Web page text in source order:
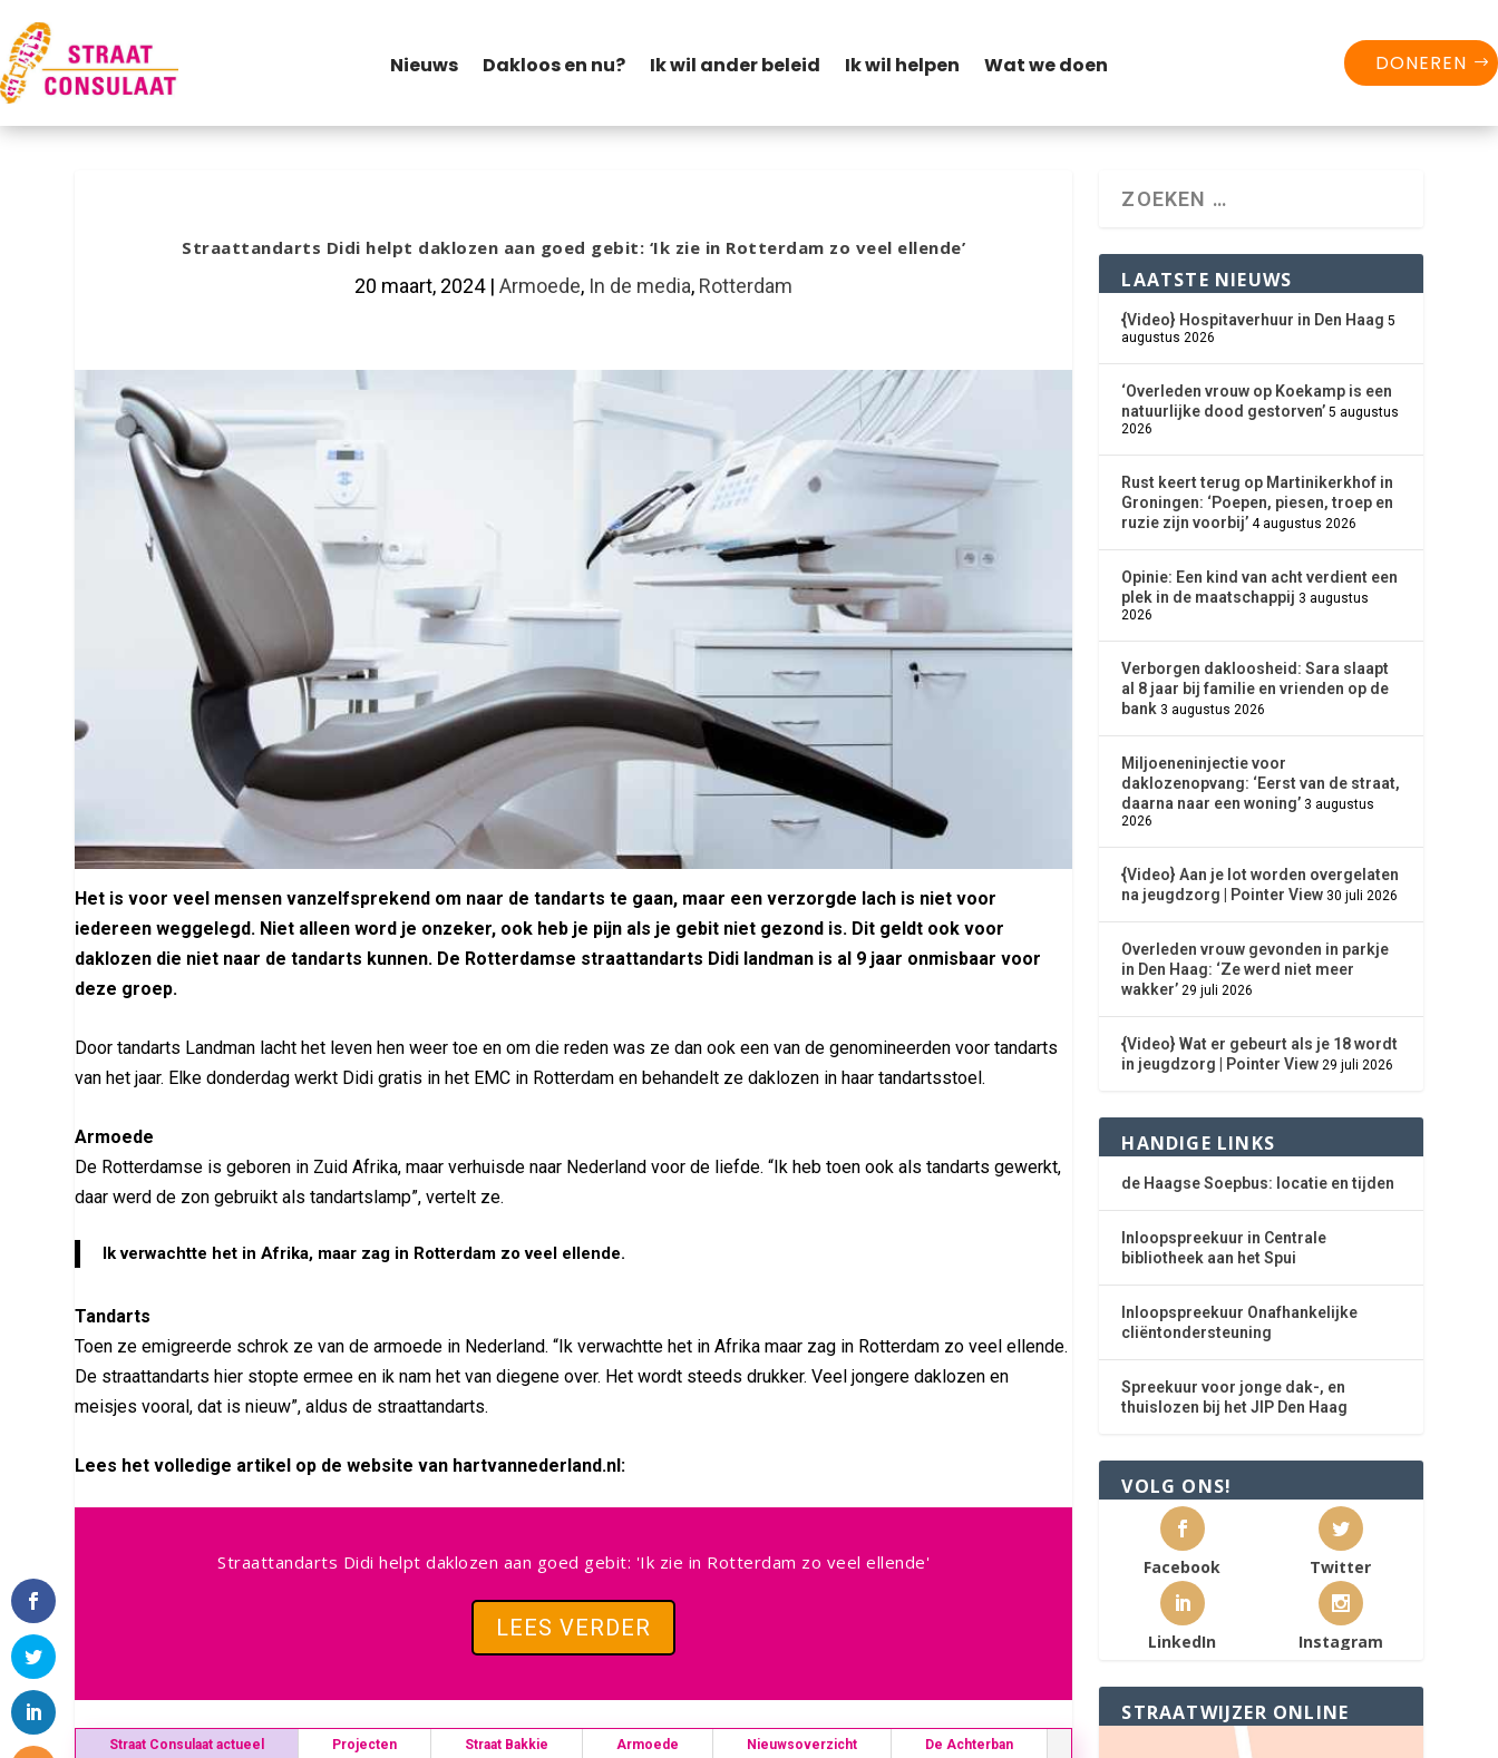
Nieuws Dakloos en nu? Ik wil ander beleid Ik wil helpen Wat we doen DONEREN
Straattandarts Didi helpt daklozen aan goed gebit: ‘Ik zie in Rotterdam zo veel ellende’
20 maart, 2024|Armoede, In de media, Rotterdam
Het is voor veel mensen vanzelfsprekend om naar de tandarts te gaan, maar een verzorgde lach is niet voor
iedereen weggelegd. Niet alleen word je onzeker, ook heb je pijn als je gebit niet gezond is. Dit geldt ook voor
daklozen die niet naar de tandarts kunnen. De Rotterdamse straattandarts Didi landman is al 9 jaar onmisbaar voor
deze groep.
Door tandarts Landman lacht het leven hen weer toe en om die reden was ze dan ook een van de genomineerden voor tandarts
van het jaar. Elke donderdag werkt Didi gratis in het EMC in Rotterdam en behandelt ze daklozen in haar tandartsstoel.
Armoede
De Rotterdamse is geboren in Zuid Afrika, maar verhuisde naar Nederland voor de liefde. “Ik heb toen ook als tandarts gewerkt,
daar werd de zon gebruikt als tandartslamp”, vertelt ze.
Ik verwachtte het in Afrika, maar zag in Rotterdam zo veel ellende.
Tandarts
Toen ze emigreerde schrok ze van de armoede in Nederland. “Ik verwachtte het in Afrika maar zag in Rotterdam zo veel ellende.
De straattandarts hier stopte ermee en ik nam het van diegene over. Het wordt steeds drukker. Veel jongere daklozen en
meisjes vooral, dat is nieuw”, aldus de straattandarts.
Lees het volledige artikel op de website van hartvannederland.nl:
Straattandarts Didi helpt daklozen aan goed gebit: 'Ik zie in Rotterdam zo veel ellende'
LEES VERDER
Straat Consulaat actueel Projecten Straat Bakkie Armoede Nieuwsoverzicht
De Achterban
LAATSTE NIEUWS
{Video} Hospitaverhuur in Den Haag 5
augustus 2026
‘Overleden vrouw op Koekamp is een
natuurlijke dood gestorven’ 5 augustus
2026
Rust keert terug op Martinikerkhof in
Groningen: ‘Poepen, piesen, troep en
ruzie zijn voorbij’ 4 augustus 2026
Opinie: Een kind van acht verdient een
plek in de maatschappij 3 augustus
2026
Verborgen dakloosheid: Sara slaapt
al 8 jaar bij familie en vrienden op de
bank 3 augustus 2026
Miljoeneninjectie voor
daklozenopvang: ‘Eerst van de straat,
daarna naar een woning’ 3 augustus
2026
{Video} Aan je lot worden overgelaten
na jeugdzorg | Pointer View 30 juli 2026
Overleden vrouw gevonden in parkje
in Den Haag: ‘Ze werd niet meer
wakker’ 29 juli 2026
{Video} Wat er gebeurt als je 18 wordt
in jeugdzorg | Pointer View 29 juli 2026
HANDIGE LINKS
de Haagse Soepbus: locatie en tijden
Inloopspreekuur in Centrale
bibliotheek aan het Spui
Inloopspreekuur Onafhankelijke
cliëntondersteuning
Spreekuur voor jonge dak-, en
thuislozen bij het JIP Den Haag
VOLG ONS!
Facebook Twitter
LinkedIn Instagram
STRAATWIJZER ONLINE